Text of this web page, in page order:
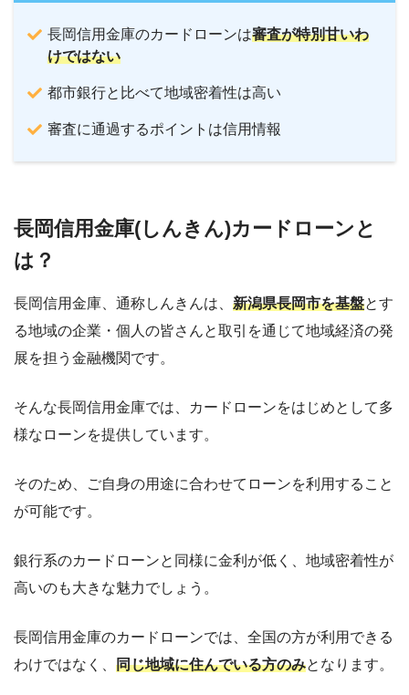
長岡信用金庫のカードローンは審査が特別甘いわ
けではない
都市銀行と比べて地域密着性は高い
審査に通過するポイントは信用情報
長岡信用金庫(しんきん)カードローンと
は？
長岡信用金庫、通称しんきんは、 新潟県長岡市を基盤とす
る地域の企業・個人の皆さんと取引を通じて地域経済の発
展を担う金融機関です。
そんな長岡信用金庫では、カードローンをはじめとして多
様なローンを提供しています。
そのため、ご自身の用途に合わせてローンを利用すること
が可能です。
銀行系のカードローンと同様に金利が低く、地域密着性が
高いのも大きな魅力でしょう。
長岡信用金庫のカードローンでは、全国の方が利用できる
わけではなく、 同じ地域に住んでいる方のみとなります。